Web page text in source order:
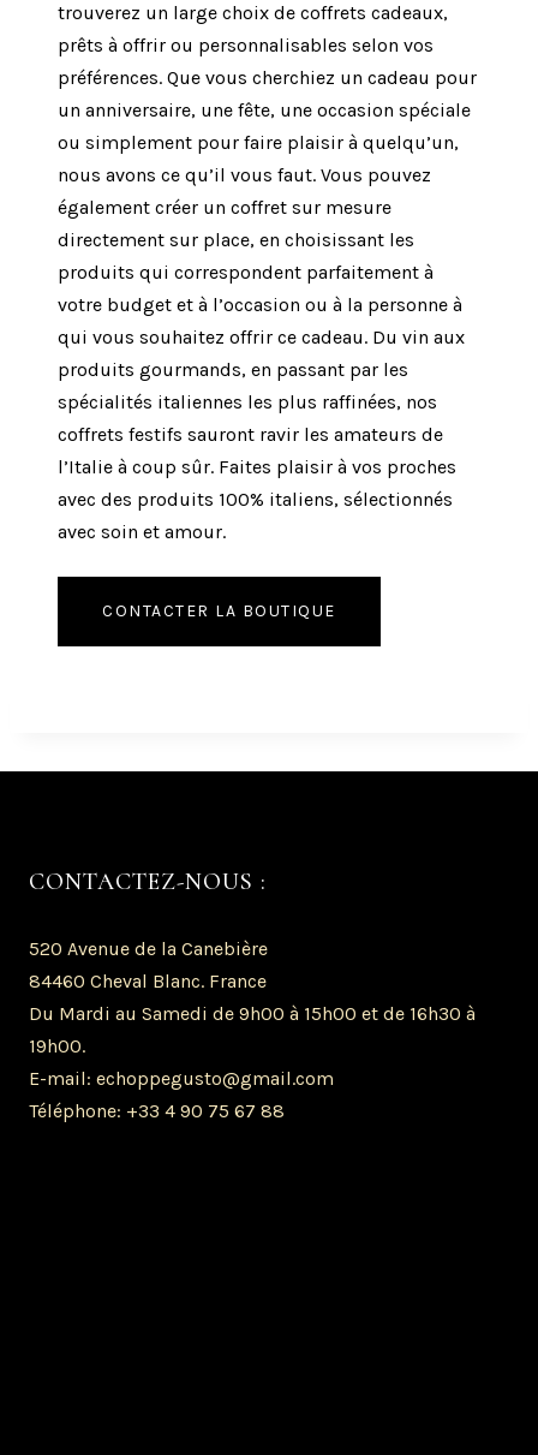
trouverez un large choix de coffrets cadeaux,
prêts à offrir ou personnalisables selon vos
préférences. Que vous cherchiez un cadeau pour
un anniversaire, une fête, une occasion spéciale
ou simplement pour faire plaisir à quelqu’un,
nous avons ce qu’il vous faut. Vous pouvez
également créer un coffret sur mesure
directement sur place, en choisissant les
produits qui correspondent parfaitement à
votre budget et à l’occasion ou à la personne à
qui vous souhaitez offrir ce cadeau. Du vin aux
produits gourmands, en passant par les
spécialités italiennes les plus raffinées, nos
coffrets festifs sauront ravir les amateurs de
l’Italie à coup sûr. Faites plaisir à vos proches
avec des produits 100% italiens, sélectionnés
avec soin et amour.
CONTACTER LA BOUTIQUE
CONTACTEZ-NOUS :
520 Avenue de la Canebière
84460 Cheval Blanc. France
Du Mardi au Samedi de 9h00 à 15h00 et de 16h30 à
19h00.
E-mail: echoppegusto@gmail.com
Téléphone: +33 4 90 75 67 88